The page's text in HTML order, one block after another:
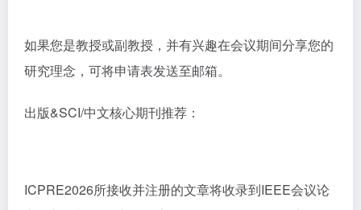
如果您是教授或副教授，并有兴趣在会议期间分享您的
研究理念，可将申请表发送至邮箱。
出版&SCI/中文核心期刊推荐：
ICPRE2026所接收并注册的文章将收录到IEEE会议论